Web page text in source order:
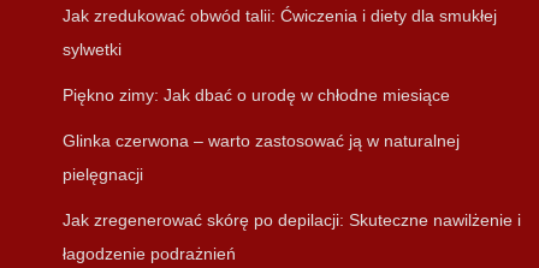
Jak zredukować obwód talii: Ćwiczenia i diety dla smukłej
sylwetki
Piękno zimy: Jak dbać o urodę w chłodne miesiące
Glinka czerwona – warto zastosować ją w naturalnej
pielęgnacji
Jak zregenerować skórę po depilacji: Skuteczne nawilżenie i
łagodzenie podrażnień